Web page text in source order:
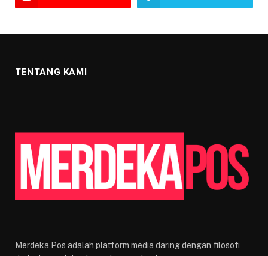
TENTANG KAMI
Merdeka Pos adalah platform media daring dengan filosofi